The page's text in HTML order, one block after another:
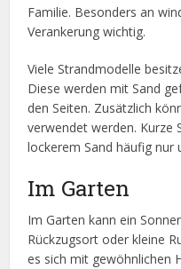
Familie. Besonders an
Verankerung wichtig.
Viele Strandmodelle
Diese werden mit Sand
den Seiten. Zusätzlich
verwendet werden. Kurze
lockerem Sand häufig nur
Im Garten
Im Garten kann ein
Rückzugsort oder kleine
es sich mit gewöhnlichen